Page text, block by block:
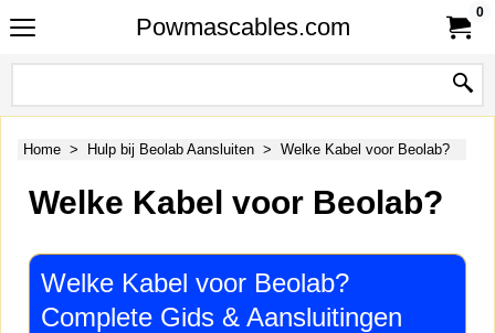
Powmascables.com
0
Home > Hulp bij Beolab Aansluiten > Welke Kabel voor Beolab?
Welke Kabel voor Beolab?
Welke Kabel voor Beolab?
Complete Gids & Aansluitingen